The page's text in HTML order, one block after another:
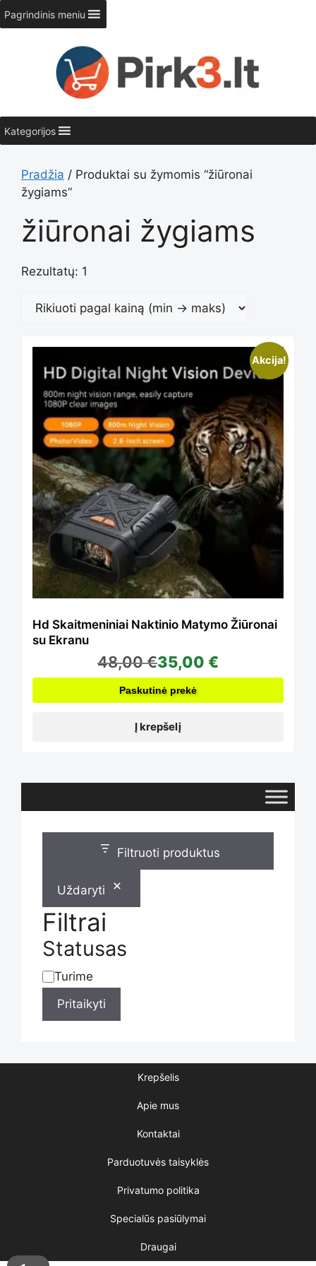
Pereiti
prie
turinio
Pagrindinis meniu
Kategorijos
Pradžia / Produktai su žymomis “žiūronai
žygiams”
žiūronai žygiams
Rezultatų: 1
Akcija!
Hd Skaitmeniniai Naktinio Matymo Žiūronai
su Ekranu
48,00€35,00 €
Paskutinė prekė
Į krepšelį
Filtruoti produktus
Uždaryti
Filtrai
Statusas
Statusas
Turime
Pritaikyti
Krepšelis
Apie mus
Kontaktai
Parduotuvės taisyklės
Privatumo politika
Specialūs pasiūlymai
Draugai